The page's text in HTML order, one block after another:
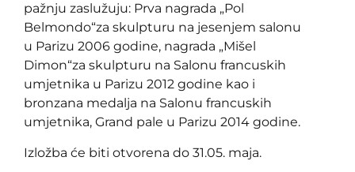
pažnju zaslužuju: Prva nagrada „Pol
Belmondo“za skulpturu na jesenjem salonu
u Parizu 2006 godine, nagrada „Mišel
Dimon“za skulpturu na Salonu francuskih
umjetnika u Parizu 2012 godine kao i
bronzana medalja na Salonu francuskih
umjetnika, Grand pale u Parizu 2014 godine.
Izložba će biti otvorena do 31.05. maja.